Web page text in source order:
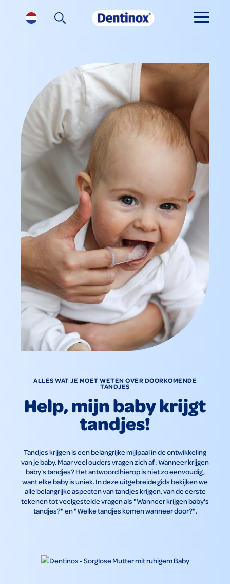
ALLES WAT JE MOET WETEN OVER DOORKOMENDE
TANDJES
Help, mijn baby krijgt
tandjes!
Tandjes krijgen is een belangrijke mijlpaal in de ontwikkeling
van je baby. Maar veel ouders vragen zich af: Wanneer krijgen
baby's tandjes? Het antwoord hierop is niet zo eenvoudig,
want elke baby is uniek. In deze uitgebreide gids bekijken we
alle belangrijke aspecten van tandjes krijgen, van de eerste
tekenen tot veelgestelde vragen als "Wanneer krijgen baby's
tandjes?" en "Welke tandjes komen wanneer door?".